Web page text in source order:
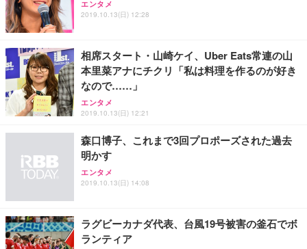
ッシュ 通気性 ランバーサポート付き 腰サポート ガ
ス圧無段階昇降 360度回転 キャスター付き コンパク
HOOTER Gaming Monitor 24” Essential ゲーミン
グモニター QD 24.5インチ 1ms FHD 量子ドット 残
ュラー 200枚入【Amazon.co.jp限定】
エンタメ
2019.10.13(日) 12:28
相席スタート・山崎ケイ、Uber Eats常連の山
本里菜アナにチクリ「私は料理を作るのが好き
なので……」
エンタメ
2019.10.13(日) 12:21
森口博子、これまで3回プロポーズされた過去
明かす
エンタメ
2019.10.13(日) 14:08
ラグビーカナダ代表、台風19号被害の釜石でボ
ランティア